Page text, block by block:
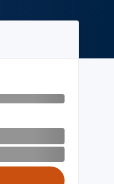
het dialoogvenster